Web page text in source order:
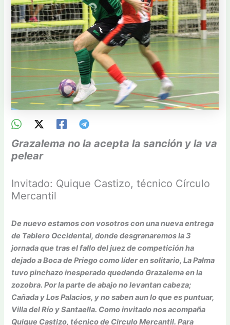
Grazalema no la acepta la sanción y la va
pelear
Invitado: Quique Castizo, técnico Círculo
Mercantil
De nuevo estamos con vosotros con una nueva entrega
de Tablero Occidental, donde desgranaremos la 3
jornada que tras el fallo del juez de competición ha
dejado a Boca de Priego como líder en solitario, La Palma
tuvo pinchazo inesperado quedando Grazalema en la
zozobra. Por la parte de abajo no levantan cabeza;
Cañada y Los Palacios, y no saben aun lo que es puntuar,
Villa del Río y Santaella. Como invitado nos acompaña
Quique Castizo, técnico de Circulo Mercantil. Para